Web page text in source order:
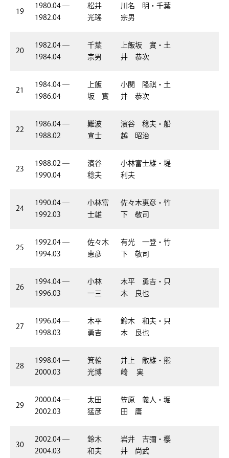
19
1980.04 ―
1982.04
松井
光瑤
川名 明・千葉
宗男
20
1982.04 ―
1984.04
千葉
宗男
上飯坂 實・土
井 恭次
21
1984.04 ―
1986.04
上飯
坂 實
小関 隆祺・土
井 恭次
22
1986.04 ―
1988.02
難波
宣士
濱谷 稔夫・船
越 昭治
23
1988.02 ―
1990.04
濱谷
稔夫
小林富士雄・堤
利夫
24
1990.04 ―
1992.03
小林富
士雄
佐々木惠彦・竹
下 敬司
25
1992.04 ―
1994.03
佐々木
惠彦
有光 一登・竹
下 敬司
26
1994.04 ―
1996.03
小林
一三
木平 勇吉・只
木 良也
27
1996.04 ―
1998.03
木平
勇吉
鈴木 和夫・只
木 良也
28
1998.04 ―
2000.03
箕輪
光博
井上 敞雄・熊
崎 実
29
2000.04 ―
2002.03
太田
猛彦
笠原 義人・堀
田 庸
30
2002.04 ―
2004.03
鈴木
和夫
岩井 吉彌・櫻
井 尚武